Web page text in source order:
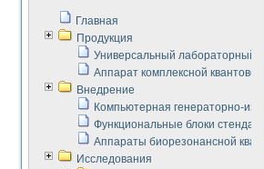
Главная
Продукция
Универсальный лабораторный
Аппарат комплексной
Внедрение
Компьютерная генераторно-
Функциональные блоки стенда
Аппараты биорезонансной
Исследования